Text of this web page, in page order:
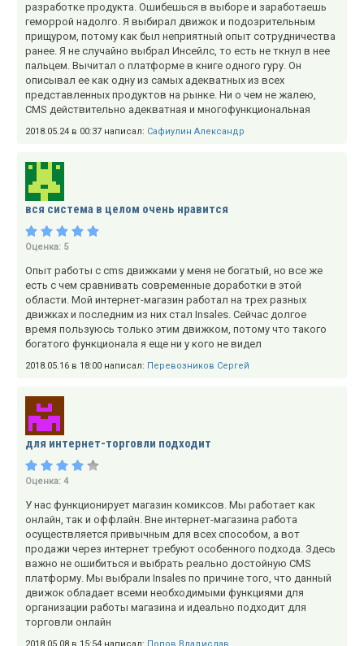
разработке продукта. Ошибешься в выборе и заработаешь
геморрой надолго. Я выбирал движок и подозрительным
прищуром, потому как был неприятный опыт сотрудничества
ранее. Я не случайно выбрал Инсейлс, то есть не ткнул в нее
пальцем. Вычитал о платформе в книге одного гуру. Он
описывал ее как одну из самых адекватных из всех
представленных продуктов на рынке. Ни о чем не жалею,
CMS действительно адекватная и многофункциональная
2018.05.24 в 00:37 написал: Сафиулин Александр
вся система в целом очень нравится
Оценка: 5
Опыт работы с cms движками у меня не богатый, но все же
есть с чем сравнивать современные доработки в этой
области. Мой интернет-магазин работал на трех разных
движках и последним из них стал Insales. Сейчас долгое
время пользуюсь только этим движком, потому что такого
богатого функционала я еще ни у кого не видел
2018.05.16 в 18:00 написал: Перевозников Сергей
для интернет-торговли подходит
Оценка: 4
У нас функционирует магазин комиксов. Мы работает как
онлайн, так и оффлайн. Вне интернет-магазина работа
осуществляется привычным для всех способом, а вот
продажи через интернет требуют особенного подхода. Здесь
важно не ошибиться и выбрать реально достойную CMS
платформу. Мы выбрали Insales по причине того, что данный
движок обладает всеми необходимыми функциями для
организации работы магазина и идеально подходит для
торговли онлайн